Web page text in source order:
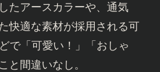
たアースカラーや、通気
快適な素材が採用される可
で「可愛い！」「おしゃ
と間違いなし。